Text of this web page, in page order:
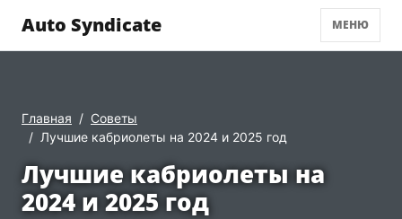
Auto Syndicate МЕНЮ
Главная
Советы
Лучшие кабриолеты на 2024 и 2025 год
Лучшие кабриолеты на
2024 и 2025 год